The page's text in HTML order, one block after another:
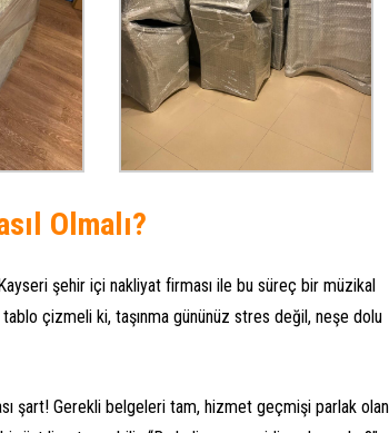
Olmalı?
şehir içi nakliyat firması ile bu süreç bir müzikal
çizmeli ki, taşınma gününüz stres değil, neşe dolu
şart! Gerekli belgeleri tam, hizmet geçmişi parlak olan